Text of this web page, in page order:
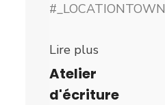
#_LOCATIONTOWN
Lire plus
Atelier
d'écriture